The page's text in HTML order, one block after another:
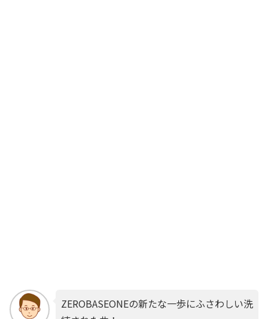
ZEROBASEONEの新たな一歩にふさわしい洗